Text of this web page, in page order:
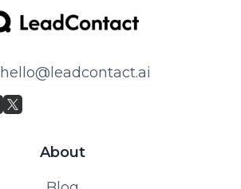
hello@leadcontact.ai
About